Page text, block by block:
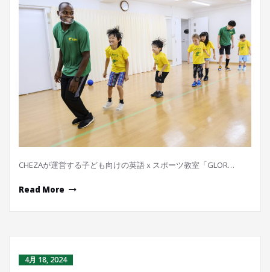
CHEZAが運営する子ども向けの英語ｘスポーツ教室「GLOR…
Read More
4月 18, 2024